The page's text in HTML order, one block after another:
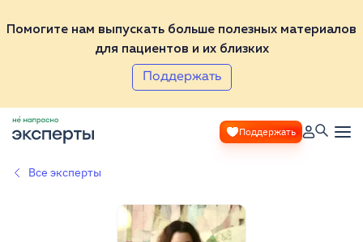
Помогите нам выпускать больше полезных материалов
для пациентов и их близких
Поддержать
Поддержать
Все эксперты